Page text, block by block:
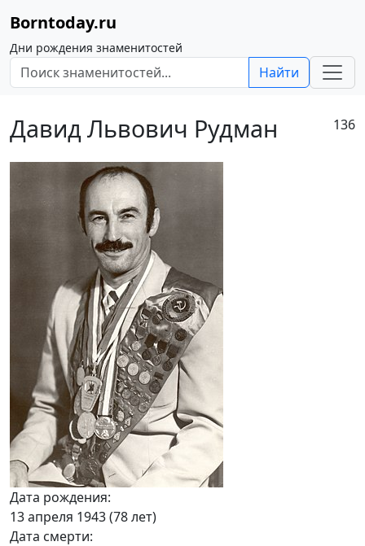
Borntoday.ru
Дни рождения знаменитостей
Найти
Давид Львович Рудман 136
Дата рождения:
13 апреля 1943 (78 лет)
Дата смерти: